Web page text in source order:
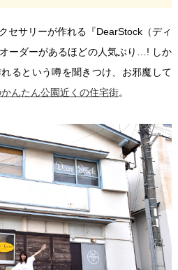
セサリーが作れる『DearStock（ディ
ーダーがあるほどの人気ぶり…! しか
るという噂を聞きつけ、お邪魔して
んたん公園近くの住宅街。